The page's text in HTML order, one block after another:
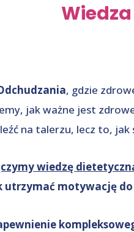
, gdzie
jak ważne jest
na talerzu, lecz to,
wiedzę
utrzymać motywację